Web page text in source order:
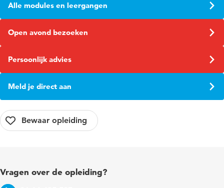
Alle modules en leergangen
Open avond bezoeken
Persoonlijk advies
Meld je direct aan
Vragen over de opleiding?